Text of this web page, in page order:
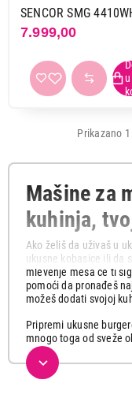
SENCOR SMG
7.999,00
Prikazano
Mašine za
kuhinja,
Ako želiš da uživaš u
ukusne kobasice ili da
mlevenje mesa će ti
pomoći da pronađeš
možeš dodati svojoj
Pripremi ukusne
mnogo toga od sveže
za mlevenje mesa iz
saveznici u modernoj
donose svežinu i